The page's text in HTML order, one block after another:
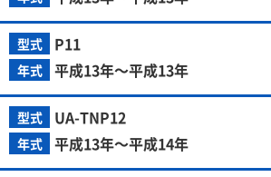
型式 P11
年式 平成13年～平成13年
型式 UA-TNP12
年式 平成13年～平成14年